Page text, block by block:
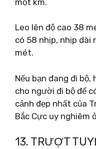
Leo lên độ cao 38
có 58 nhịp, nhịp
mét.
Nếu bạn đang đi
cho người đi bộ để
cảnh đẹp nhất của
Bắc Cực uy nghiêm
13. TRƯỢT